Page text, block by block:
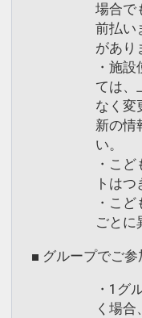
場合で
前払い
があり
・施
ては、
なく変
新の情
い。
・こ
トはつ
・こ
ごとに
■ グループでご
・1グ
く場